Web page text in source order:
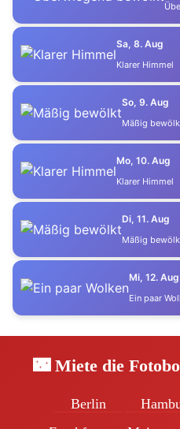
Sa, 8. Aug
Klarer Himmel
So, 9. Aug
Mäßig
Mo, 10. Aug
Klarer Himmel
Di, 11. Aug
Mäßig
Mi, 12. Aug
Ein paar
🌃 Miete die
Berlin